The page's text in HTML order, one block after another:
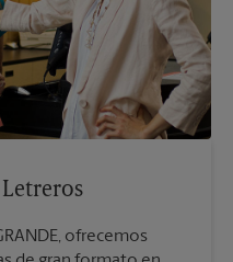
Letreros
ofrecemos